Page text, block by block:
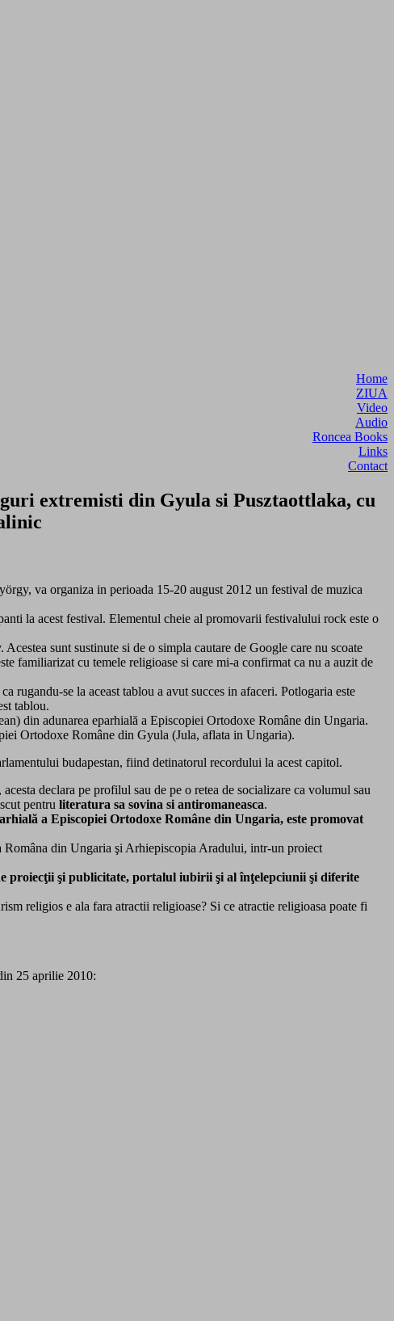
Home
ZIUA
Video
Audio
Roncea Books
Links
Contact
extremisti din Gyula si Pusztaottlaka, cu
va organiza in perioada 15-20 august 2012 un festival de muzica
la acest festival. Elementul cheie al promovarii festivalului rock este o
sunt sustinute si de o simpla cautare de Google care nu scoate
familiarizat cu temele religioase si care mi-a confirmat ca nu a auzit de
rugandu-se la aceast tablou a avut succes in afaceri. Potlogaria este
tablou.
din adunarea eparhială a Episcopiei Ortodoxe Române din Ungaria.
Ortodoxe Române din Gyula (Jula, aflata in Ungaria).
budapestan, fiind detinatorul recordului la acest capitol.
declara pe profilul sau de pe o retea de socializare ca volumul sau
pentru literatura sa sovina si antiromaneasca.
a Episcopiei Ortodoxe Române din Ungaria, este promovat
din Ungaria şi Arhiepiscopia Aradului, intr-un proiect
proiecţii şi publicitate, portalul iubirii şi al înţelepciunii şi diferite
religios e ala fara atractii religioase? Si ce atractie religioasa poate fi
25 aprilie 2010: